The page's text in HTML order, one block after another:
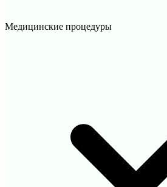
Медицинские процедуры